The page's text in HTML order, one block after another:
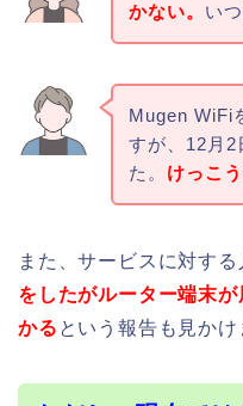
かない。 い
Mugen WiFi
すが、12月2
た。 けっこ
また、サービスに対する
をしたがルーター端末
かる という報告も見かけ